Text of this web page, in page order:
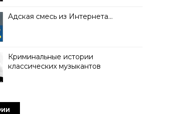
Адская смесь из Интернета…
Криминальные истории
классических музыкантов